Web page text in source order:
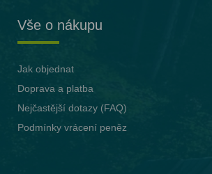
Vše o nákupu
Jak objednat
Doprava a platba
Nejčastější dotazy (FAQ)
Podmínky vrácení peněz